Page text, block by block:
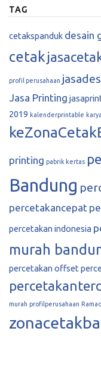
TAG
cetakspanduk desain
cetak
profil perusahaan
Jasa Printing
2019 kalenderprintable
printing pabrik kertas
Bandung
percetakancepat
percetakan indonesia
murah
percetakan offset
murah profilperusahaan